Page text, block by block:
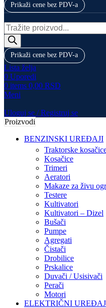
Prikaži cene bez PDV-a
Products
search
Prikaži cene bez PDV-a
Lista želja
0 Uporedi
0 items 0,00 RSD
Meni
Uloguj se / Registruj se
Proizvodi
BENZINSKI UREĐAJI
Traktorske
Kosačice
Trimeri
Aeratori
Makaze za živu
Testere
Kultivatori
Kultivatori – Dizel
Bušači
Pumpe
Agregati
Čistači
Drobilice
Prskalice
Duvači / Usisivači
Perači
Motori
ELEKTRIČNI